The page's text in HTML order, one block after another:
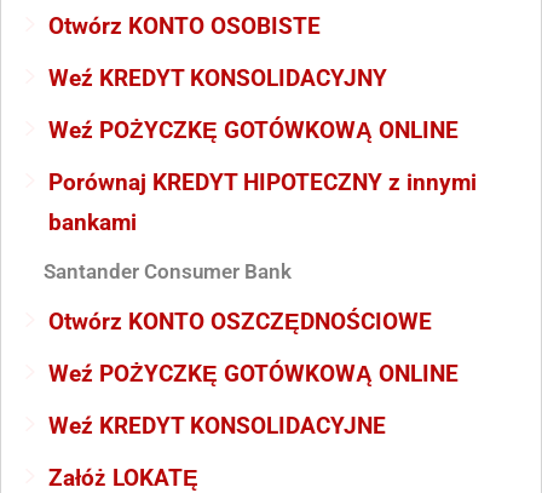
Otwórz KONTO OSOBISTE
Weź KREDYT KONSOLIDACYJNY
Weź POŻYCZKĘ GOTÓWKOWĄ ONLINE
Porównaj KREDYT HIPOTECZNY z innymi
bankami
Santander Consumer Bank
Otwórz KONTO OSZCZĘDNOŚCIOWE
Weź POŻYCZKĘ GOTÓWKOWĄ ONLINE
Weź KREDYT KONSOLIDACYJNE
Załóż LOKATĘ